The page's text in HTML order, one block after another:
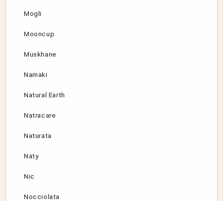
Mogli
Mooncup
Muskhane
Namaki
Natural Earth
Natracare
Naturata
Naty
Nic
Nocciolata